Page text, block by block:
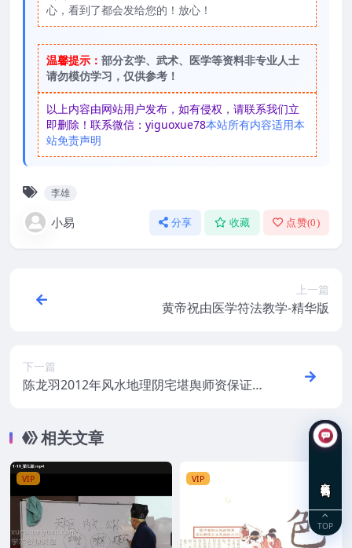
心，看到了都会发给您的！放心！
温馨提示： 部分玄学、武术、医学等资料非专业人士
请勿模仿学习，仅供参考！
以上内容由网站用户发布，如有侵权，请联系我们立
即删除！联系微信：yiguoxue78本站所有内容适用本
站免责声明
李雄
小易 分享 收藏 点赞(0)
上一篇
黄帝祝由医学符法教学-精华版
下一篇
陈龙羽2012年风水地理阴宅堪舆师资保证班
相关文章
VIP VIP
TOP